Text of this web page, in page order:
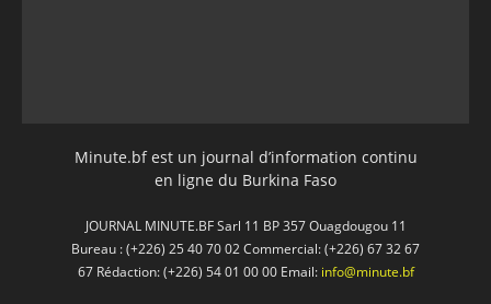
Minute.bf est un journal d’information continu
en ligne du Burkina Faso
JOURNAL MINUTE.BF Sarl 11 BP 357 Ouagdougou 11
Bureau : (+226) 25 40 70 02 Commercial: (+226) 67 32 67
67 Rédaction: (+226) 54 01 00 00 Email: info@minute.bf